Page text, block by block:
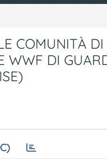
COMUNITÀ DI
WWF DI